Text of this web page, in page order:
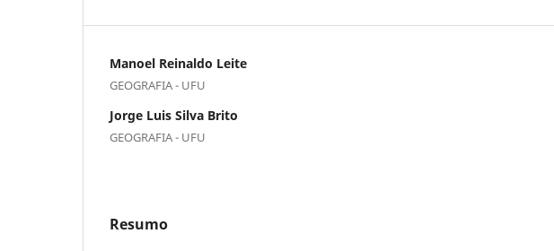
Manoel Reinaldo Leite
GEOGRAFIA - UFU
Jorge Luis Silva Brito
GEOGRAFIA - UFU
Resumo